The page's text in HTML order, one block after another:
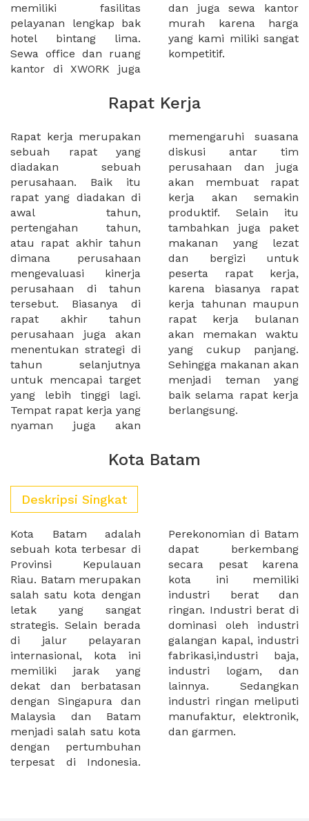
memiliki fasilitas
pelayanan lengkap bak
hotel bintang lima.
Sewa office dan ruang
kantor di XWORK juga
dan juga sewa kantor
murah karena harga
yang kami miliki sangat
kompetitif.
Rapat Kerja
Rapat kerja merupakan
sebuah rapat yang
diadakan sebuah
perusahaan. Baik itu
rapat yang diadakan di
awal tahun,
pertengahan tahun,
atau rapat akhir tahun
dimana perusahaan
mengevaluasi kinerja
perusahaan di tahun
tersebut. Biasanya di
rapat akhir tahun
perusahaan juga akan
menentukan strategi di
tahun selanjutnya
untuk mencapai target
yang lebih tinggi lagi.
Tempat rapat kerja yang
nyaman juga akan
memengaruhi suasana
diskusi antar tim
perusahaan dan juga
akan membuat rapat
kerja akan semakin
produktif. Selain itu
tambahkan juga paket
makanan yang lezat
dan bergizi untuk
peserta rapat kerja,
karena biasanya rapat
kerja tahunan maupun
rapat kerja bulanan
akan memakan waktu
yang cukup panjang.
Sehingga makanan akan
menjadi teman yang
baik selama rapat kerja
berlangsung.
Kota Batam
Deskripsi Singkat
Kota Batam adalah
sebuah kota terbesar di
Provinsi Kepulauan
Riau. Batam merupakan
salah satu kota dengan
letak yang sangat
strategis. Selain berada
di jalur pelayaran
internasional, kota ini
memiliki jarak yang
dekat dan berbatasan
dengan Singapura dan
Malaysia dan Batam
menjadi salah satu kota
dengan pertumbuhan
terpesat di Indonesia.
Perekonomian di Batam
dapat berkembang
secara pesat karena
kota ini memiliki
industri berat dan
ringan. Industri berat di
dominasi oleh industri
galangan kapal, industri
fabrikasi,industri baja,
industri logam, dan
lainnya. Sedangkan
industri ringan meliputi
manufaktur, elektronik,
dan garmen.